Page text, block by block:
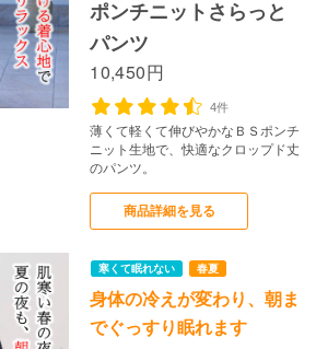
ポンチニットさらっと
パンツ
10,450円
4件
薄くて軽くて伸びやかなＢＳポンチ
ニット生地で、快適なクロップド丈
のパンツ。
商品詳細を見る
身体の冷えが変わり、朝ま
でぐっすり眠れます
春夏